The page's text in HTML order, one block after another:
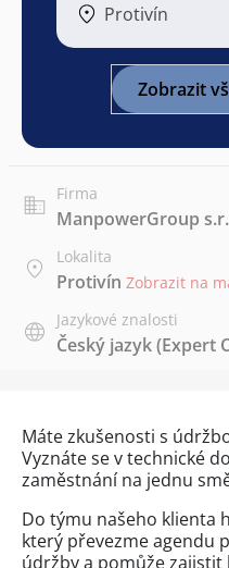
Protivín
Zobrazit
Firma
ManpowerGroup
Lokalita
Protivín Zobrazit na
Jazykové znalosti
Český jazyk(Expert
Máte zkušenosti s
Vyznáte se v technické
zaměstnání na jednu
Do týmu našeho klienta
který převezme agendu
údržby a pomůže